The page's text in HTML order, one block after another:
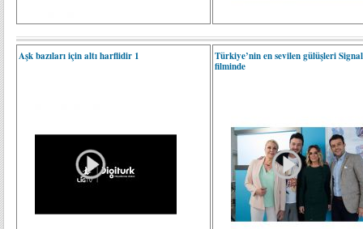
Aşk bazıları için altı harflidir 1
Türkiye’nin en sevilen gülüşleri
filminde